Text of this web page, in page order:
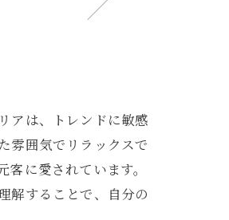
アは、トレンドに敏感
雰囲気でリラックスで
に愛されています。
解することで、自分の